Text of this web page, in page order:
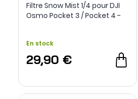
Filtre Snow Mist 1/4 pour DJI
Osmo Pocket 3 / Pocket 4 -
En stock
29,90 €